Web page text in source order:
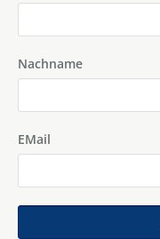
Nachname
EMail